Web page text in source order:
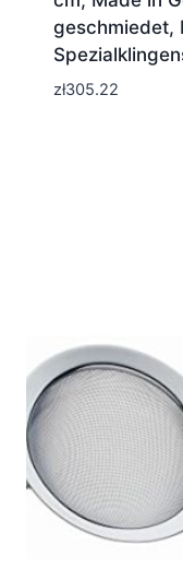
geschmiedet,
zł305.22